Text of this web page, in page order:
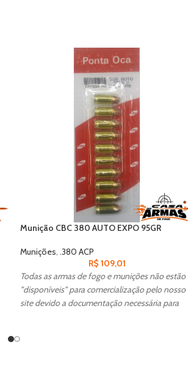
Munição CBC 380 AUTO EXPO 95GR
Munições .380 ACP
R$ 109,01
Todas as armas de fogo e munições não estão
"disponíveis" para comercialização pelo nosso
site devido a documentação necessária para